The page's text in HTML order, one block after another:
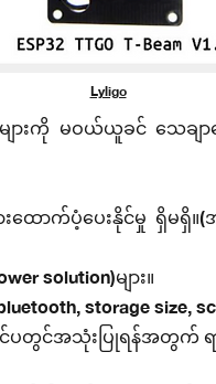
Lyligo
းကို မဝယ်ယူခင် သေခ
ောက်ပံ့ပေးနိုင်မှု ရှိမရှိ
solution)များ။
storage size,
တွင်အသုံးပြုရန်အတွက် ရ